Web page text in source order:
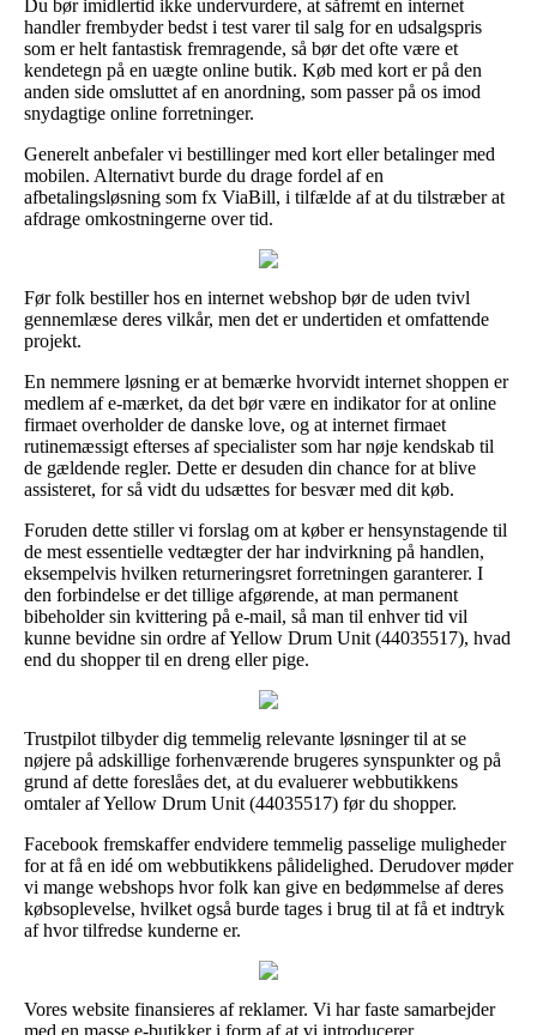
Du bør imidlertid ikke undervurdere, at såfremt en internet
handler frembyder bedst i test varer til salg for en udsalgspris
som er helt fantastisk fremragende, så bør det ofte være et
kendetegn på en uægte online butik. Køb med kort er på den
anden side omsluttet af en anordning, som passer på os imod
snydagtige online forretninger.
Generelt anbefaler vi bestillinger med kort eller betalinger med
mobilen. Alternativt burde du drage fordel af en
afbetalingsløsning som fx ViaBill, i tilfælde af at du tilstræber at
afdrage omkostningerne over tid.
Før folk bestiller hos en internet webshop bør de uden tvivl
gennemlæse deres vilkår, men det er undertiden et omfattende
projekt.
En nemmere løsning er at bemærke hvorvidt internet shoppen er
medlem af e-mærket, da det bør være en indikator for at online
firmaet overholder de danske love, og at internet firmaet
rutinemæssigt efterses af specialister som har nøje kendskab til
de gældende regler. Dette er desuden din chance for at blive
assisteret, for så vidt du udsættes for besvær med dit køb.
Foruden dette stiller vi forslag om at køber er hensynstagende til
de mest essentielle vedtægter der har indvirkning på handlen,
eksempelvis hvilken returneringsret forretningen garanterer. I
den forbindelse er det tillige afgørende, at man permanent
bibeholder sin kvittering på e-mail, så man til enhver tid vil
kunne bevidne sin ordre af Yellow Drum Unit (44035517), hvad
end du shopper til en dreng eller pige.
Trustpilot tilbyder dig temmelig relevante løsninger til at se
nøjere på adskillige forhenværende brugeres synspunkter og på
grund af dette foreslåes det, at du evaluerer webbutikkens
omtaler af Yellow Drum Unit (44035517) før du shopper.
Facebook fremskaffer endvidere temmelig passelige muligheder
for at få en idé om webbutikkens pålidelighed. Derudover møder
vi mange webshops hvor folk kan give en bedømmelse af deres
købsoplevelse, hvilket også burde tages i brug til at få et indtryk
af hvor tilfredse kunderne er.
Vores website finansieres af reklamer. Vi har faste samarbejder
med en masse e-butikker i form af at vi introducerer